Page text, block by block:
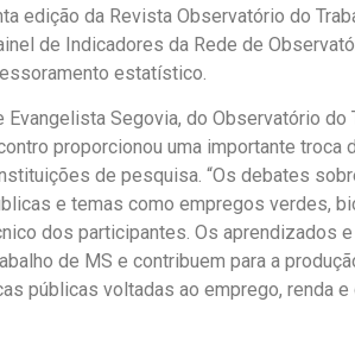
edição da Revista Observatório do
de Indicadores da Rede de
estatístico.
Evangelista Segovia, do Observatório
proporcionou uma importante
de pesquisa. “Os debates
e temas como empregos verdes,
dos participantes. Os aprendizados
de MS e contribuem para a
públicas voltadas ao emprego, renda